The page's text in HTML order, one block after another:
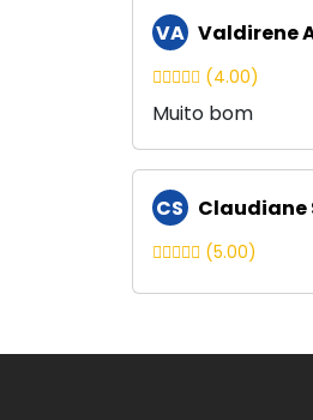
VA Valdirene
(4.00)
Muito bom
CS Claudiane
(5.00)